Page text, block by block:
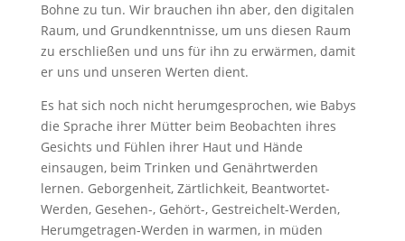
Bohne zu tun. Wir brauchen ihn aber, den digitalen
Raum, und Grundkenntnisse, um uns diesen Raum
zu erschließen und uns für ihn zu erwärmen, damit
er uns und unseren Werten dient.
Es hat sich noch nicht herumgesprochen, wie Babys
die Sprache ihrer Mütter beim Beobachten ihres
Gesichts und Fühlen ihrer Haut und Hände
einsaugen, beim Trinken und Genährtwerden
lernen. Geborgenheit, Zärtlichkeit, Beantwortet-
Werden, Gesehen-, Gehört-, Gestreichelt-Werden,
Herumgetragen-Werden in warmen, in müden